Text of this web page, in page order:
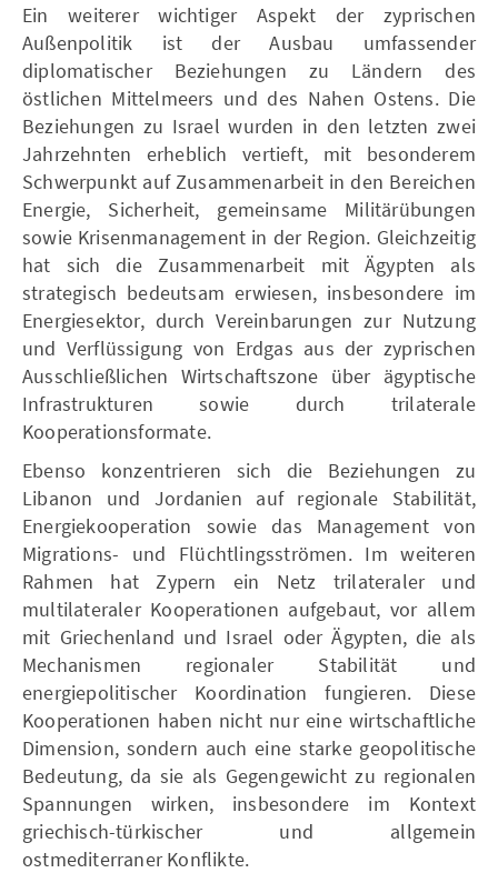
Ein weiterer wichtiger Aspekt der zyprischen
Außenpolitik ist der Ausbau umfassender
diplomatischer Beziehungen zu Ländern des
östlichen Mittelmeers und des Nahen Ostens. Die
Beziehungen zu Israel wurden in den letzten zwei
Jahrzehnten erheblich vertieft, mit besonderem
Schwerpunkt auf Zusammenarbeit in den Bereichen
Energie, Sicherheit, gemeinsame Militärübungen
sowie Krisenmanagement in der Region. Gleichzeitig
hat sich die Zusammenarbeit mit Ägypten als
strategisch bedeutsam erwiesen, insbesondere im
Energiesektor, durch Vereinbarungen zur Nutzung
und Verflüssigung von Erdgas aus der zyprischen
Ausschließlichen Wirtschaftszone über ägyptische
Infrastrukturen sowie durch trilaterale
Kooperationsformate.
Ebenso konzentrieren sich die Beziehungen zu
Libanon und Jordanien auf regionale Stabilität,
Energiekooperation sowie das Management von
Migrations- und Flüchtlingsströmen. Im weiteren
Rahmen hat Zypern ein Netz trilateraler und
multilateraler Kooperationen aufgebaut, vor allem
mit Griechenland und Israel oder Ägypten, die als
Mechanismen regionaler Stabilität und
energiepolitischer Koordination fungieren. Diese
Kooperationen haben nicht nur eine wirtschaftliche
Dimension, sondern auch eine starke geopolitische
Bedeutung, da sie als Gegengewicht zu regionalen
Spannungen wirken, insbesondere im Kontext
griechisch-türkischer und allgemein
ostmediterraner Konflikte.